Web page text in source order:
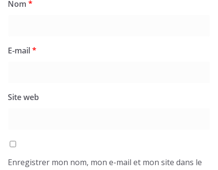
Nom *
E-mail*
Site web
Enregistrer mon nom, mon e-mail et mon site dans le